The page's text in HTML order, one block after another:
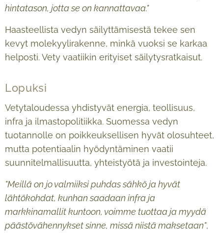
hintatason, jotta se on kannattavaa."
Haasteellista vedyn säilyttämisestä tekee sen
kevyt molekyylirakenne, minkä vuoksi se karkaa
helposti. Vety vaatiikin erityiset säilytysratkaisut.
Lopuksi
Vetytaloudessa yhdistyvät energia, teollisuus,
infra ja ilmastopolitiikka. Suomessa vedyn
tuotannolle on poikkeuksellisen hyvät olosuhteet,
mutta potentiaalin hyödyntäminen vaatii
suunnitelmallisuutta, yhteistyötä ja investointeja.
"Meillä on jo valmiiksi puhdas sähkö ja hyvät
lähtökohdat, kunhan saadaan infra ja
markkinamallit kuntoon, voimme tuottaa ja myydä
päästövähennykset sinne, missä niistä maksetaan",